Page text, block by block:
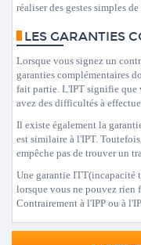
réaliser des gestes simples
LES GARANTIES
Lorsque vous signez un
garanties complémentaires
fait partie. L'IPT signifie que
avez des difficultés à
Il existe également la
est similaire à l'IPT.
empêche pas de trouver un
Une garantie ITT(incapacité
lorsque vous ne pouvez rien
Contrairement à l'IPP ou à